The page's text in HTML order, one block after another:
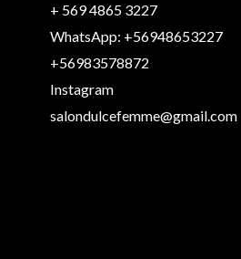
+ 569 4865 3227
WhatsApp: +56948653227
+56983578872
Instagram
salondulcefemme@gmail.com